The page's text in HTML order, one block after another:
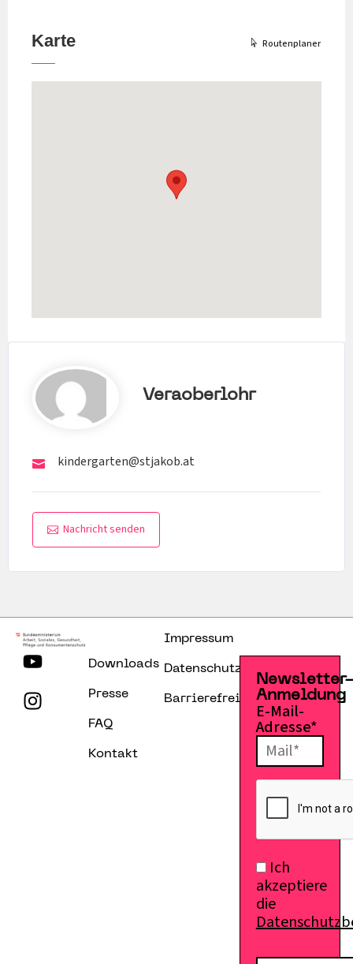
Karte Routenplaner
Veraoberlohr
kindergarten@stjakob.at
Nachricht senden
Downloads
Presse
FAQ
Kontakt
Impressum
Datenschutzerklärung
Barrierefreiheitserklärung
Anmeldung
E-Mail-
Adresse*
Ich
akzeptiere
die